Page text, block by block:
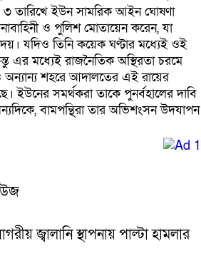
৩ তারিখে ইউন সামরিক আইন ঘোষণা
ও পুলিশ মোতায়েন করেন, যা
যদিও তিনি কয়েক ঘণ্টার মধ্যেই ওই
এর মধ্যেই রাজনৈতিক অস্থিরতা চরমে
শহরে আদালতের এই রায়ের
ইউনের সমর্থকরা তাকে পুনর্বহালের দাবি
বামপন্থিরা তার অভিশংসন উদযাপন
জ্বালানি স্থাপনায় পাল্টা হামলার